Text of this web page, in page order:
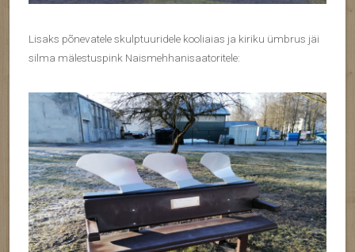
Lisaks põnevatele skulptuuridele kooliaias ja kiriku ümbrus jäi
silma mälestuspink Naismehhanisaatoritele: